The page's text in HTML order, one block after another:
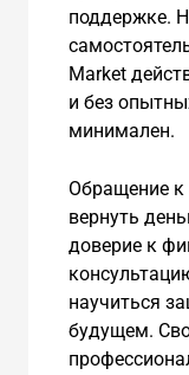
поддержке.
Market
и без
минимален.
Обращение к
вернуть
доверие к
научиться
будущем.